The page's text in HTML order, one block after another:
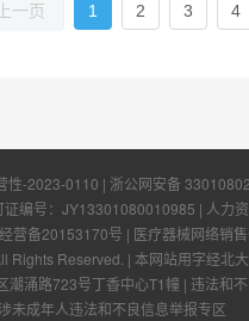
上一页 1 2 3 4
性-2023-0110 | 浙公网安备
编号： JY13301080010985 | 人力
营备20153170号 | 医疗器械网络销
Rights Reserved. | 本网站用字经北
潮涌路723号丁香中心T1幢 | 违法和
涉未成年人违法和不良信息举报专区